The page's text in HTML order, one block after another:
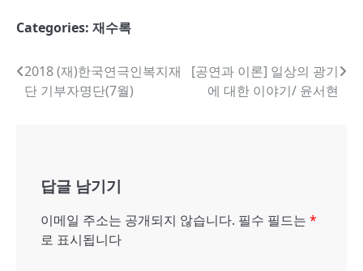
Categories: 재수록
글
내
2018 (재)한국연극인복지재
단 기부자명단(7월)
[공연과 이론] 일상의 광기
에 대한 이야기/ 윤서현
답글 남기기
이메일 주소는 공개되지 않습니다. 필수 필드는 *
로 표시됩니다